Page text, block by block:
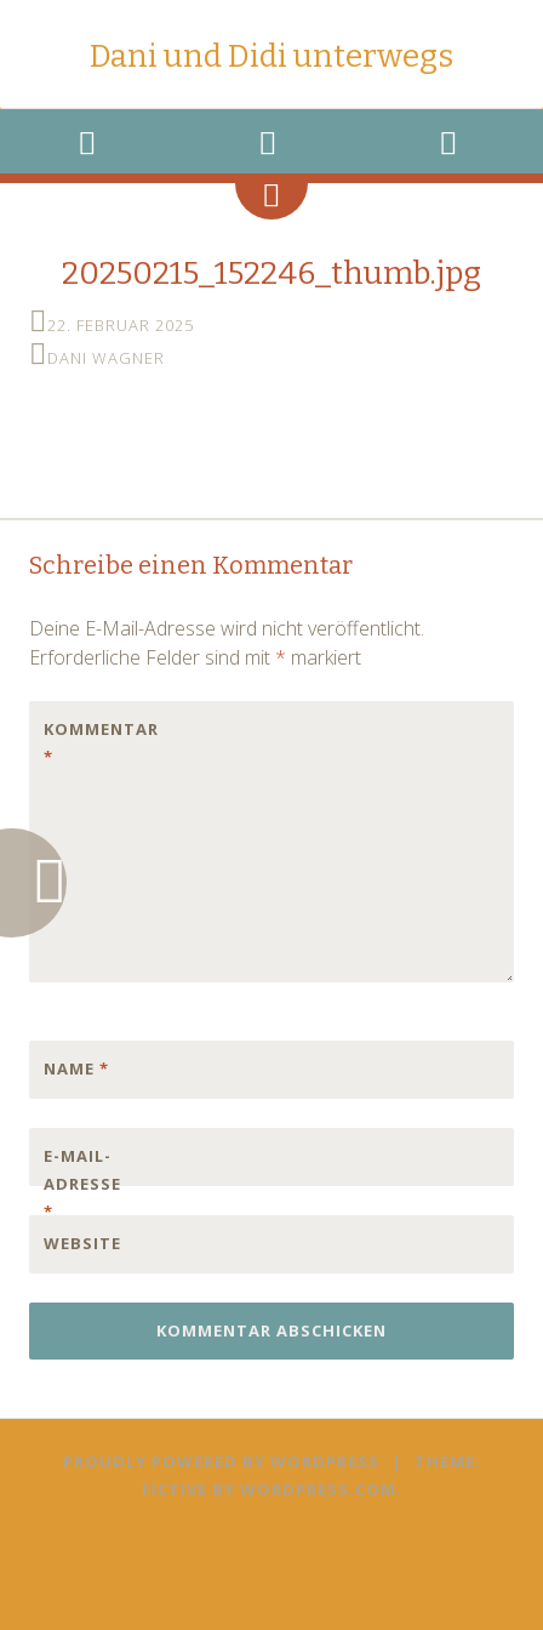
Dani und Didi unterwegs
MENU
WIDGETS
SEARCH
20250215_152246_thumb.jpg
22. FEBRUAR 2025
DANI WAGNER
Post
Schreibe einen Kommentar
Deine E-Mail-Adresse wird nicht veröffentlicht.
Erforderliche Felder sind mit * markiert
KOMMENTAR
*
NAME *
E-MAIL-
ADRESSE
*
WEBSITE
PROUDLY POWERED BY WORDPRESS |
THEME:
FICTIVE BY WORDPRESS.COM.